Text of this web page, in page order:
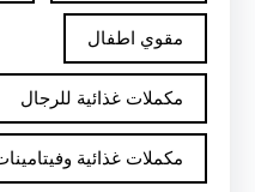
مقوي اطفال
مكملات غذائية للرجال
مكملات غذائية